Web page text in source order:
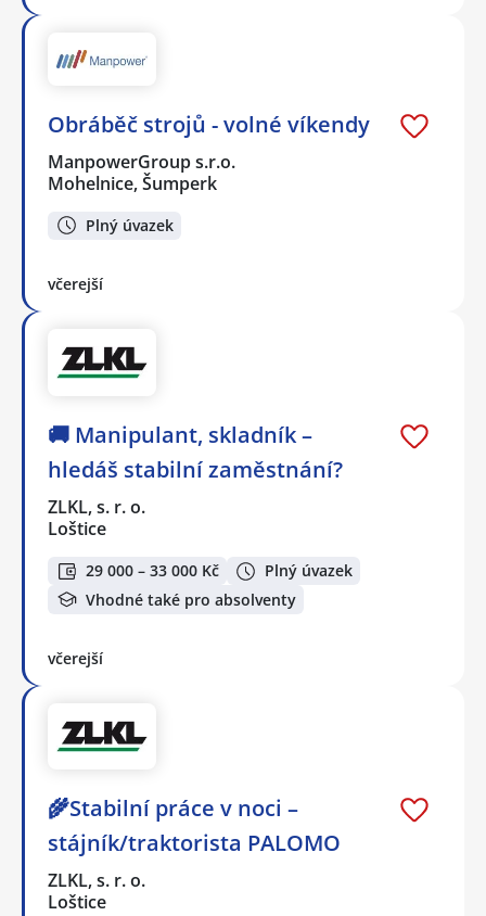
Obráběč strojů - volné víkendy
ManpowerGroup s.r.o.
Mohelnice, Šumperk
Plný úvazek
včerejší
🚚 Manipulant, skladník –
hledáš stabilní zaměstnání?
ZLKL, s. r. o.
Loštice
29 000 – 33 000 Kč
Plný úvazek
Vhodné také pro absolventy
včerejší
🌾Stabilní práce v noci –
stájník/traktorista PALOMO
ZLKL, s. r. o.
Loštice